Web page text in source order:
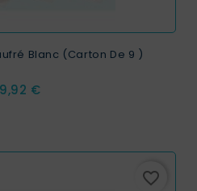
Blanc (carton De 9 )
€
favorite_border